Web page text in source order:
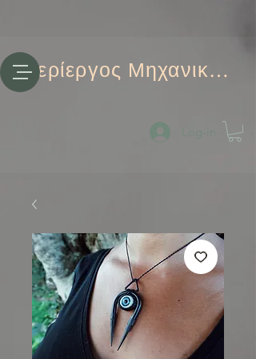
Περίεργος Μηχανικός
Log-in